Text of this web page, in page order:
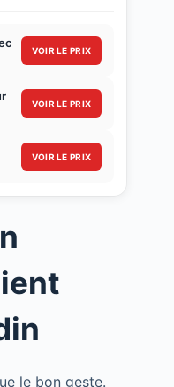
VOIR LE PRIX
VOIR LE PRIX
VOIR LE PRIX
le bon geste.